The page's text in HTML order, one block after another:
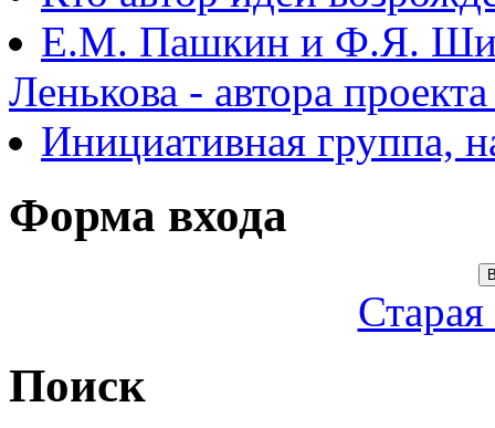
Е.М. Пашкин и Ф.Я.
Ленькова - автора
Инициативная группа,
Форма входа
Поиск